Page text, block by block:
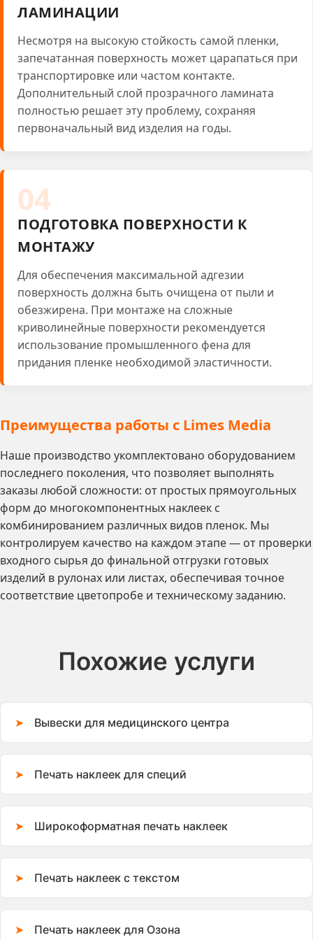
ЛАМИНАЦИИ
Несмотря на высокую стойкость самой пленки,
запечатанная поверхность может царапаться при
транспортировке или частом контакте.
Дополнительный слой прозрачного ламината
полностью решает эту проблему, сохраняя
первоначальный вид изделия на годы.
04
ПОДГОТОВКА ПОВЕРХНОСТИ К
МОНТАЖУ
Для обеспечения максимальной адгезии
поверхность должна быть очищена от пыли и
обезжирена. При монтаже на сложные
криволинейные поверхности рекомендуется
использование промышленного фена для
придания пленке необходимой эластичности.
Преимущества работы с Limes Media
Наше производство укомплектовано оборудованием
последнего поколения, что позволяет выполнять
заказы любой сложности: от простых прямоугольных
форм до многокомпонентных наклеек с
комбинированием различных видов пленок. Мы
контролируем качество на каждом этапе — от проверки
входного сырья до финальной отгрузки готовых
изделий в рулонах или листах, обеспечивая точное
соответствие цветопробе и техническому заданию.
Похожие услуги
Вывески для медицинского центра
Печать наклеек для специй
Широкоформатная печать наклеек
Печать наклеек с текстом
Печать наклеек для Озона